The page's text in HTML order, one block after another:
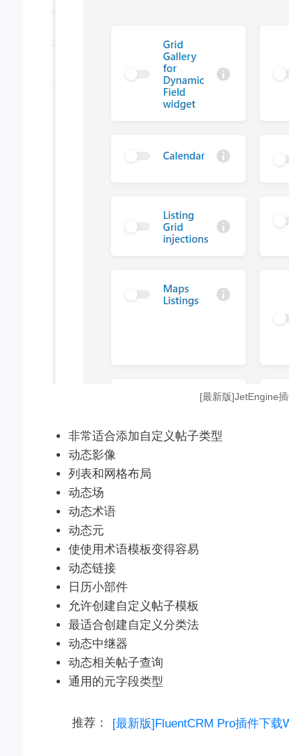
[最新版]JetEngine
非常适合添加自定义帖子类型
动态影像
列表和网格布局
动态场
动态术语
动态元
使使用术语模板变得容易
动态链接
日历小部件
允许创建自定义帖子模板
最适合创建自定义分类法
动态中继器
动态相关帖子查询
通用的元字段类型
推荐： [最新版]FluentCRM Pro插件下